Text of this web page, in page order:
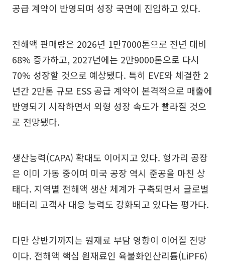
공급 계약이 반영되며 성장 국면에 진입하고 있다.
전해액 판매량은 2026년 1만7000톤으로 전년 대비
68% 증가하고, 2027년에는 2만9000톤으로 다시
70% 성장할 것으로 예상됐다. 특히 EVE와 체결한 2
년간 2만톤 규모 ESS 공급 계약이 본격적으로 매출에
반영되기 시작하면서 외형 성장 속도가 빨라질 것으
로 전망됐다.
생산능력(CAPA) 확대도 이어지고 있다. 헝가리 공장
은 이미 가동 중이며 미국 공장 역시 준공을 마친 상
태다. 지역별 전해액 생산 체계가 구축되면서 글로벌
배터리 고객사 대응 능력도 강화되고 있다는 평가다.
다만 상반기까지는 원재료 부담 영향이 이어질 전망
이다. 전해액 핵심 원재료인 육불화인산리튬(LiPF6)